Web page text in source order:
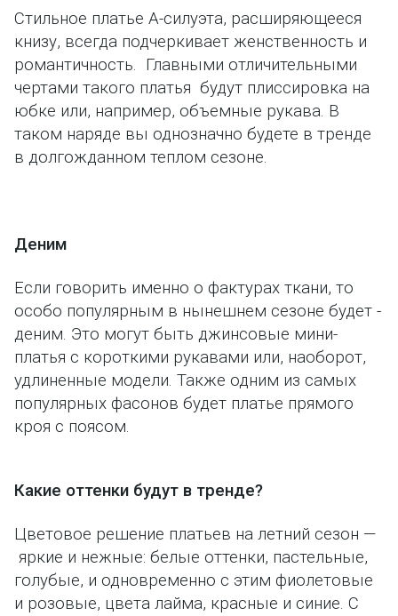
Стильное платье А-силуэта, расширяющееся
книзу, всегда подчеркивает женственность и
романтичность. Главными отличительными
чертами такого платья будут плиссировка на
юбке или, например, объемные рукава. В
таком наряде вы однозначно будете в тренде
в долгожданном теплом сезоне.
Деним
Если говорить именно о фактурах ткани, то
особо популярным в нынешнем сезоне будет -
деним. Это могут быть джинсовые мини-
платья с короткими рукавами или, наоборот,
удлиненные модели. Также одним из самых
популярных фасонов будет платье прямого
кроя с поясом.
Какие оттенки будут в тренде?
Цветовое решение платьев на летний сезон —
яркие и нежные: белые оттенки, пастельные,
голубые, и одновременно с этим фиолетовые
и розовые, цвета лайма, красные и синие. С